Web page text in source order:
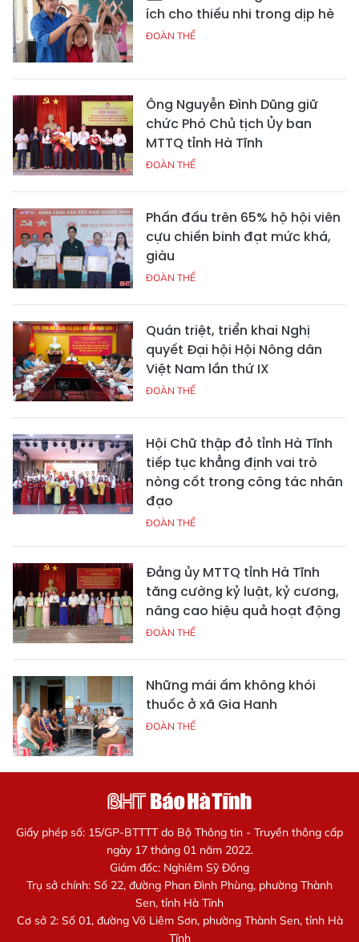
ích cho thiếu nhi trong dịp hè
ĐOÀN THỂ
Ông Nguyễn Đình Dũng giữ
chức Phó Chủ tịch Ủy ban
MTTQ tỉnh Hà Tĩnh
ĐOÀN THỂ
Phấn đấu trên 65% hộ hội viên
cựu chiến binh đạt mức khá,
giàu
ĐOÀN THỂ
Quán triệt, triển khai Nghị
quyết Đại hội Hội Nông dân
Việt Nam lần thứ IX
ĐOÀN THỂ
Hội Chữ thập đỏ tỉnh Hà Tĩnh
tiếp tục khẳng định vai trò
nòng cốt trong công tác nhân
đạo
ĐOÀN THỂ
Đảng ủy MTTQ tỉnh Hà Tĩnh
tăng cường kỷ luật, kỷ cương,
nâng cao hiệu quả hoạt động
ĐOÀN THỂ
Những mái ấm không khói
thuốc ở xã Gia Hanh
ĐOÀN THỂ
Giấy phép số: 15/GP-BTTTT do Bộ Thông tin - Truyền thông cấp
ngày 17 tháng 01 năm 2022.
Giám đốc: Nghiêm Sỹ Đống
Trụ sở chính: Số 22, đường Phan Đình Phùng, phường Thành
Sen, tỉnh Hà Tĩnh
Cơ sở 2: Số 01, đường Võ Liêm Sơn, phường Thành Sen, tỉnh Hà
Tĩnh